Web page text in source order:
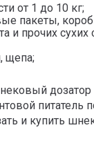
от 1 до 10 кг;
пакеты,
и прочих
щепа;
питатель
и купить